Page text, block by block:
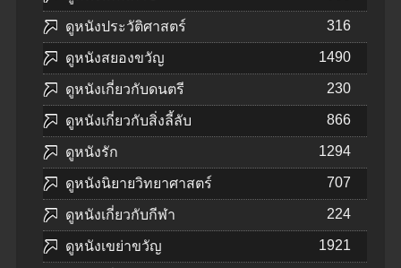
ดูหนังประวัติศาสตร์ 316
ดูหนังสยองขวัญ 1490
ดูหนังเกี่ยวกับดนตรี 230
ดูหนังเกี่ยวกับสิ่งลี้ลับ 866
ดูหนังรัก 1294
ดูหนังนิยายวิทยาศาสตร์ 707
ดูหนังเกี่ยวกับกีฬา 224
ดูหนังเขย่าขวัญ 1921